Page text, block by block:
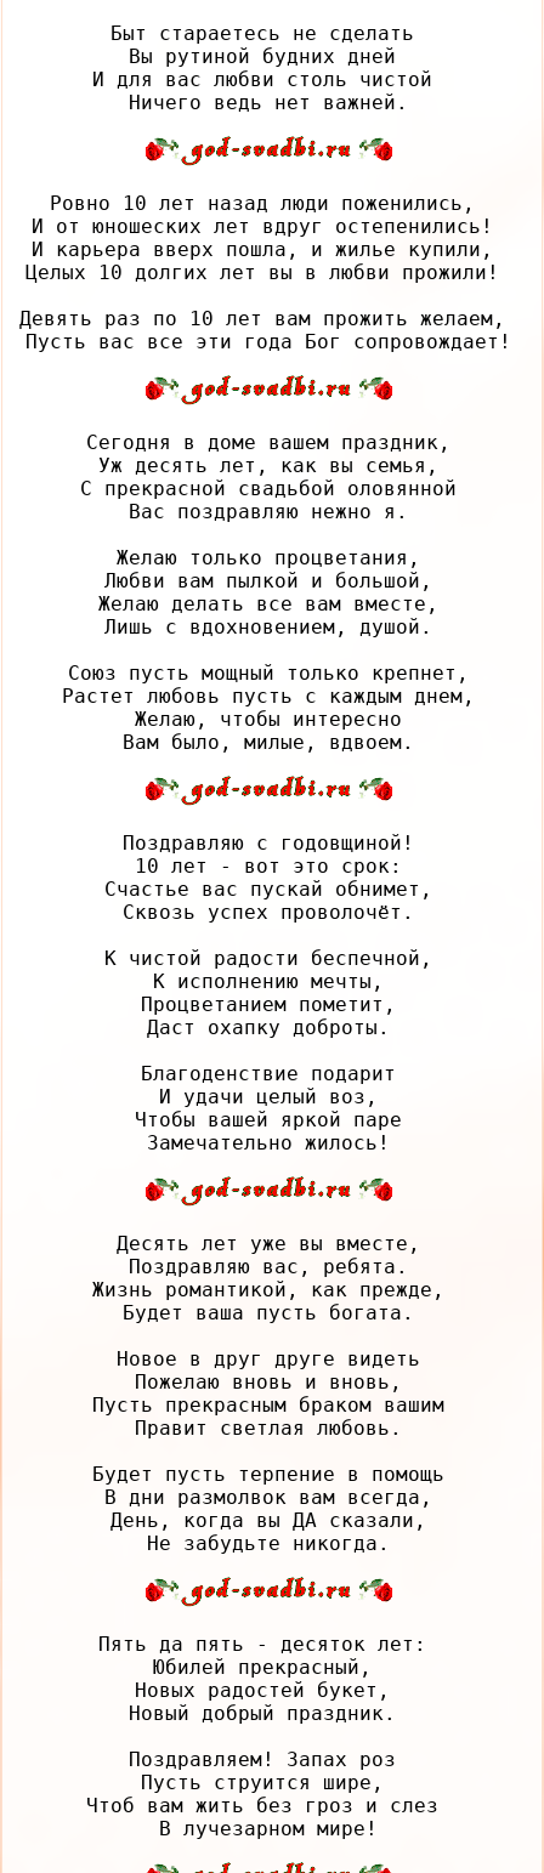
Быт стараетесь не сделать
Вы рутиной будних дней
И для вас любви столь чистой
Ровно 10 лет назад люди поженились,
И от юношеских лет вдруг остепенились!
И карьера вверх пошла, и жилье купили,
Целых 10 долгих лет вы в любви прожили!
Девять раз по 10 лет вам прожить желаем,
Сегодня в доме вашем праздник,
Уж десять лет, как вы семья,
С прекрасной свадьбой оловянной
Вас поздравляю нежно я.
Желаю только процветания,
Любви вам пылкой и большой,
Желаю делать все вам вместе,
Лишь с вдохновением, душой.
Союз пусть мощный только крепнет,
Растет любовь пусть с каждым днем,
Желаю, чтобы интересно
Поздравляю с годовщиной!
10 лет - вот это срок:
Счастье вас пускай обнимет,
Сквозь успех проволочёт.
К чистой радости беспечной,
К исполнению мечты,
Процветанием пометит,
Даст охапку доброты.
Благоденствие подарит
И удачи целый воз,
Чтобы вашей яркой паре
Десять лет уже вы вместе,
Поздравляю вас, ребята.
Жизнь романтикой, как прежде,
Будет ваша пусть богата.
Новое в друг друге видеть
Пожелаю вновь и вновь,
Пусть прекрасным браком вашим
Правит светлая любовь.
Будет пусть терпение в помощь
В дни размолвок вам всегда,
День, когда вы ДА сказали,
Пять да пять - десяток лет:
Юбилей прекрасный,
Новых радостей букет,
Новый добрый праздник.
Поздравляем! Запах роз
Пусть струится шире,
Чтоб вам жить без гроз и слез